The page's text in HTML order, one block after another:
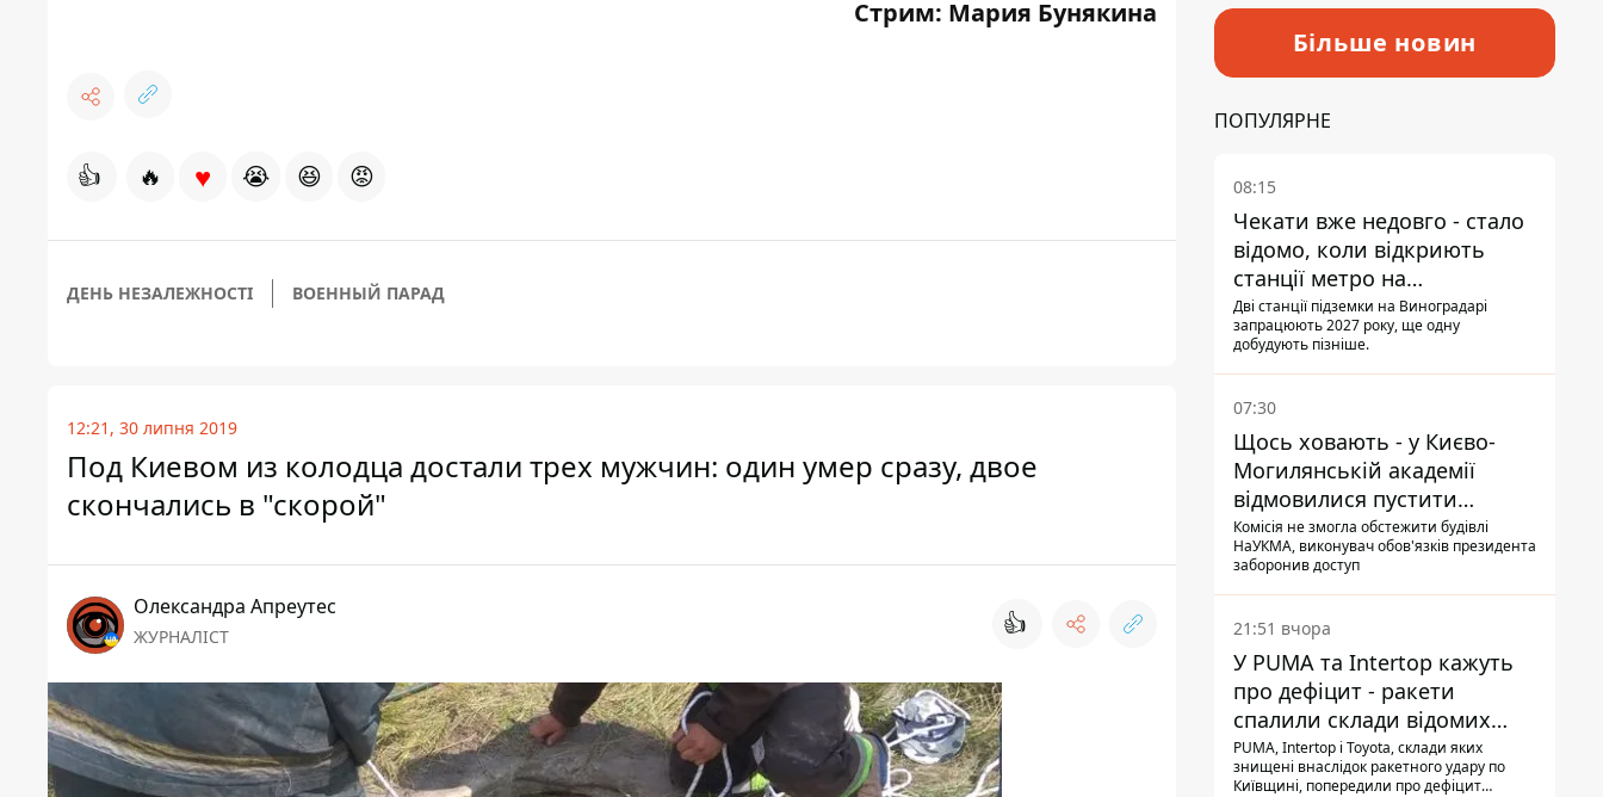
Стрим: Мария Бунякина
👍 🔥 ♥ 😭 😆 😡
ДЕНЬ НЕЗАЛЕЖНОСТІ ВОЕННЫЙ ПАРАД
12:21, 30 липня 2019
Под Киевом из колодца достали трех мужчин: один умер сразу, двое
скончались в "скорой"
Олександра Апреутес
ЖУРНАЛІСТ 👍
Більше новин
ПОПУЛЯРНЕ
08:15
Чекати вже недовго - стало
відомо, коли відкриють
станції метро на
Виноградарі
Дві станції підземки на Виноградарі
запрацюють 2027 року, ще одну
добудують пізніше.
07:30
Щось ховають - у Києво-
Могилянській академії
відмовилися пустити
комісію з охорони пам'яток
на територію
Комісія не змогла обстежити будівлі
НаУКМА, виконувач обов'язків президента
заборонив доступ
21:51 вчора
У PUMA та Intertop кажуть
про дефіцит - ракети
спалили склади відомих
брендів
PUMA, Intertop і Toyota, склади яких
знищені внаслідок ракетного удару по
Київщині, попередили про дефіцит